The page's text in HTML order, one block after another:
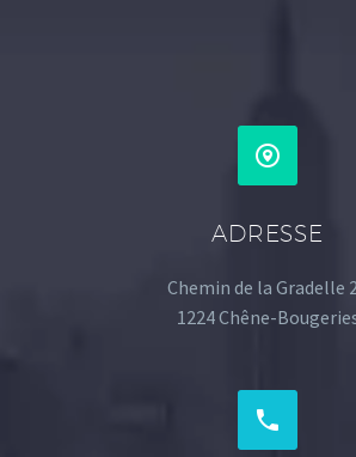


ADRESSE
Chemin de la Gradelle
1224 Chêne-

